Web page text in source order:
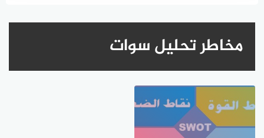
مخاطر تحليل سوات